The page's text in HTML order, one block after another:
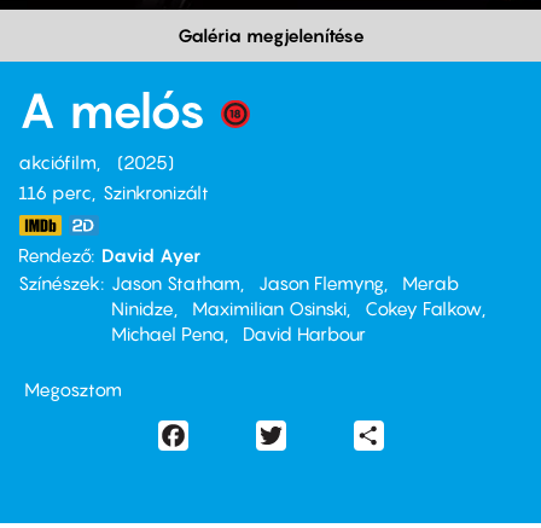
Galéria megjelenítése
A melós
akciófilm
2025
116 perc,
Szinkronizált
Rendező David Ayer
Színészek
Jason Statham Jason Flemyng
Merab
Ninidze
Maximilian Osinski
Cokey Falkow
Michael Pena
David Harbour
Megosztom
Facebook